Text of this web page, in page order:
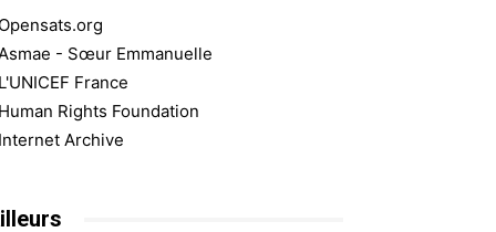
Opensats.org
- Sœur Emmanuelle
L'UNICEF France
Human Rights Foundation
Internet Archive